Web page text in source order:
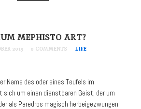
MEPHISTO ART?
2019 0 COMMENTS LIFE
Name des oder eines Teufels im
um einen dienstbaren Geist, der um
als Paredros magisch herbeigezwungen